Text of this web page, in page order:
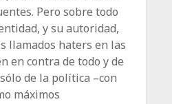
Pero sobre todo
y su autoridad,
llamados haters en las
en contra de todo y de
de la política –con
máximos